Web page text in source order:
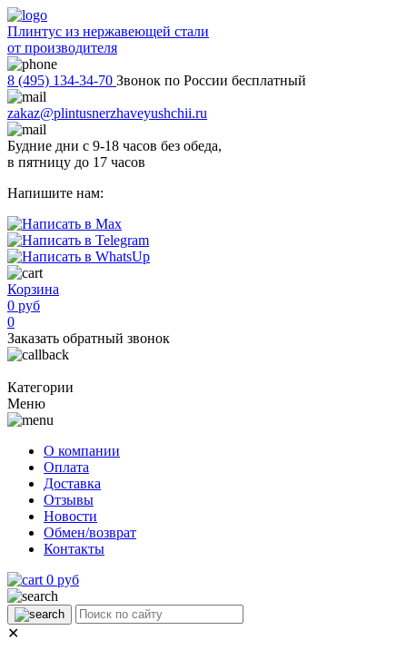
Плинтус из нержавеющей стали
от производителя
8 (495) 134-34-70 Звонок по России бесплатный
zakaz@plintusnerzhaveyushchii.ru
Будние дни с 9-18 часов без обеда,
в пятницу до 17 часов
Напишите нам:
Корзина
0 руб
0
Заказать обратный звонок
Категории
Меню
О компании
Оплата
Доставка
Отзывы
Новости
Обмен/возврат
Контакты
0 руб
✕